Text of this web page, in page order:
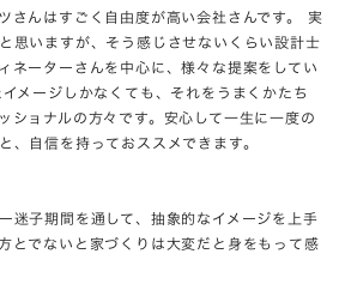
さんはすごく自由度が高い会社さんです。 実
思いますが、そう感じさせないくらい設計士
ネーターさんを中心に、様々な提案をしてい
メージしかなくても、それをうまくかたち
ショナルの方々です。安心して一生に一度の
、自信を持っておススメできます。
迷子期間を通して、抽象的なイメージを上手
とでないと家づくりは大変だと身をもって感